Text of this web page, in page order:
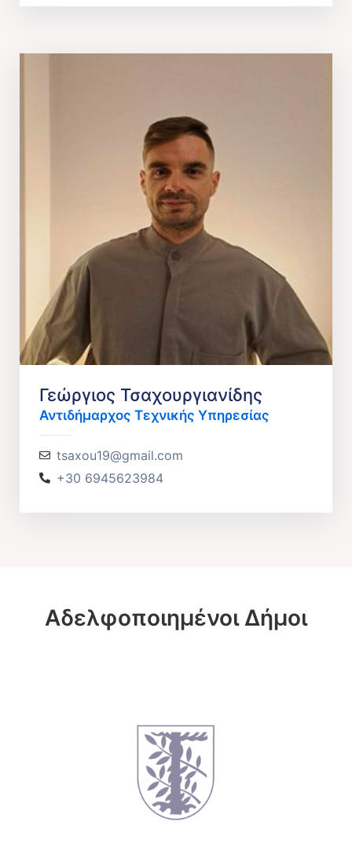
Γεώργιος Τσαχουργιανίδης
Αντιδήμαρχος Τεχνικής Υπηρεσίας
tsaxou19@gmail.com
+30 6945623984
Αδελφοποιημένοι Δήμοι